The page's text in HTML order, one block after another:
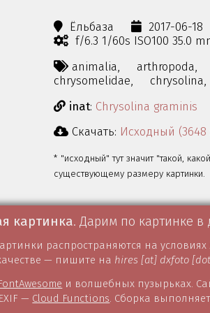
Ёльбаза 2017-06-18
f/6.3 1/60s ISO100 35.0
animalia,
arthropoda,
chrysomelidae,
chrysolina,
inat: Chrysolina graminis
Скачать: Исходный (3648
* "исходный" тут значит "такой,
существующему размеру картинки.
картинка. Дарим по картинке
распространяются на
— пишите на hires [at] dxfoto
и волшебных пузырьках.
— Cloud Functions. Сборка